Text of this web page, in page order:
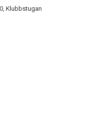
Klubbstugan